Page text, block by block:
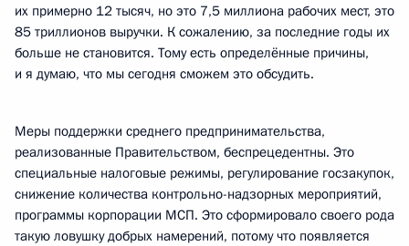
их примерно 12 тысяч, но это 7,5 миллиона рабочих мест, это
85 триллионов выручки. К сожалению, за последние годы их
больше не становится. Тому есть определённые причины,
и я думаю, что мы сегодня сможем это обсудить.
Меры поддержки среднего предпринимательства,
реализованные Правительством, беспрецедентны. Это
специальные налоговые режимы, регулирование госзакупок,
снижение количества контрольно-надзорных мероприятий,
программы корпорации МСП. Это сформировало своего рода
такую ловушку добрых намерений, потому что появляется